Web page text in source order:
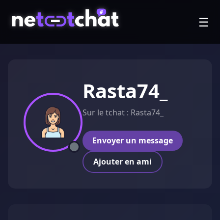
☰
Rasta74_
Sur le tchat : Rasta74_
Envoyer un message
Ajouter en ami